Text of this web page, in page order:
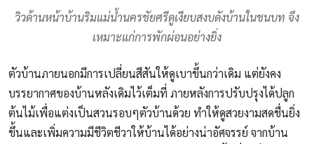
วิวด้านหน้าบ้านริมแม่น้ำนครชัยศรีดูเงียบสงบดังบ้านในชนบท จึง
เหมาะแก่การพักผ่อนอย่างยิ่ง
ตัวบ้านภายนอกมีการเปลี่ยนสีสันให้ดูเบาขึ้นกว่าเดิม แต่ยังคง
บรรยากาศของบ้านหลังเดิมไว้เต็มที่ ภายหลังการปรับปรุงได้ปลูก
ต้นไม้เพื่อแต่งเป็นสวนรอบๆตัวบ้านด้วย ทำให้ดูสวยงามสดชื่นยิ่ง
ขึ้นและเพิ่มความมีชีวิตชีวาให้บ้านได้อย่างน่าอัศจรรย์ จากบ้าน